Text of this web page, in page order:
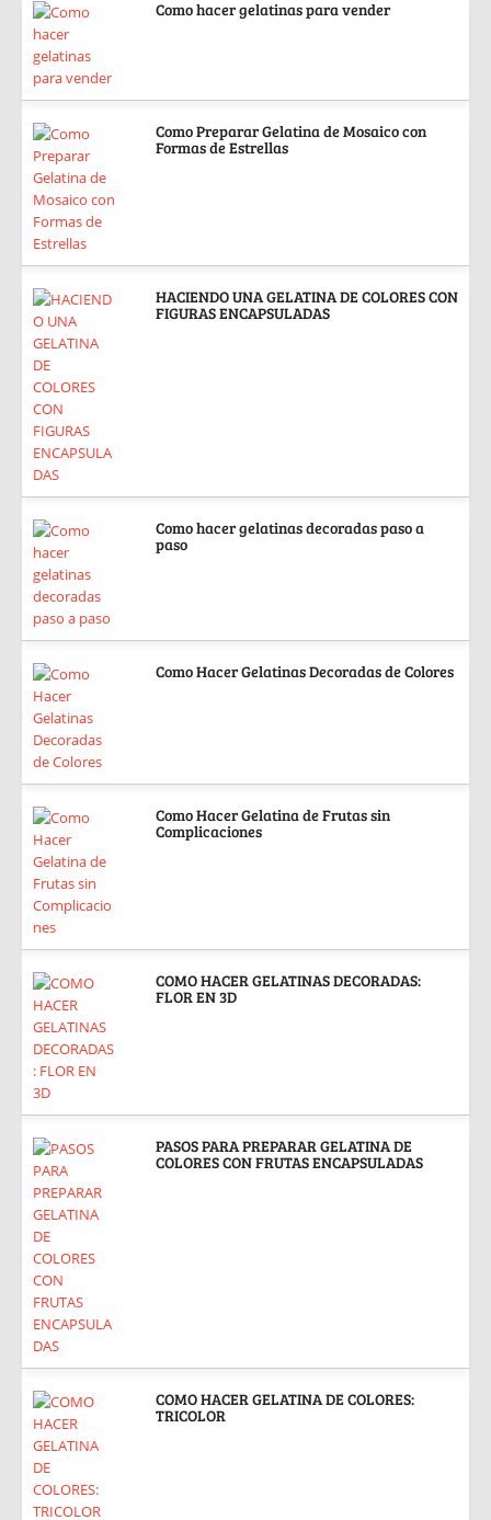
Como hacer gelatinas para vender
Como Preparar Gelatina de Mosaico con
Formas de Estrellas
HACIENDO UNA GELATINA DE COLORES CON
FIGURAS ENCAPSULADAS
Como hacer gelatinas decoradas paso a
paso
Como Hacer Gelatinas Decoradas de Colores
Como Hacer Gelatina de Frutas sin
Complicaciones
COMO HACER GELATINAS DECORADAS:
FLOR EN 3D
PASOS PARA PREPARAR GELATINA DE
COLORES CON FRUTAS ENCAPSULADAS
COMO HACER GELATINA DE COLORES:
TRICOLOR